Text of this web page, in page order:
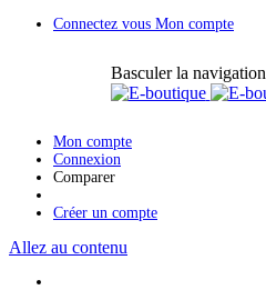
Connectez vous Mon compte
Basculer la navigation
Mon compte
Connexion
Comparer
Créer un compte
Allez au contenu